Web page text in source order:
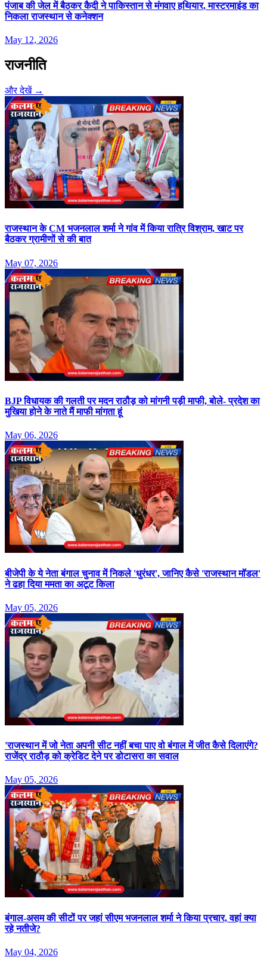
पंजाब की जेल में बैठकर कैदी ने पाकिस्तान से मंगवाए हथियार, मास्टरमाइंड का
निकला राजस्थान से कनेक्शन
May 12, 2026
राजनीति
और देखें →
राजस्‍थान के CM भजनलाल शर्मा ने गांव में क‍िया रात्र‍ि विश्राम, खाट पर
बैठकर ग्रामीणों से की बात
May 07, 2026
BJP विधायक की गलती पर मदन राठौड़ को मांगनी पड़ी माफी, बोले- प्रदेश का
मुखिया होने के नाते मैं माफी मांगता हूं
May 06, 2026
बीजेपी के ये नेता बंगाल चुनाव में निकले 'धुरंधर', जानिए कैसे 'राजस्थान मॉडल'
ने ढहा दिया ममता का अटूट किला
May 05, 2026
'राजस्थान में जो नेता अपनी सीट नहीं बचा पाए वो बंगाल में जीत कैसे दिलाएंगे?
राजेंद्र राठौड़ को क्रेडिट देने पर डोटासरा का सवाल
May 05, 2026
बंगाल-असम की सीटों पर जहां सीएम भजनलाल शर्मा ने किया प्रचार, वहां क्या
रहे नतीजे?
May 04, 2026